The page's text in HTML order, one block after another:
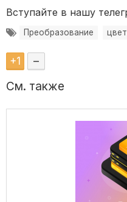
Вступайте в нашу
Преобразование
+1 –
См. также